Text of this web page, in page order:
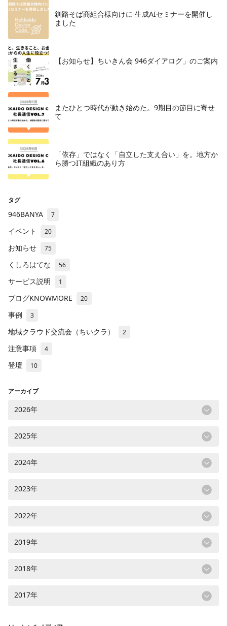
釧路そば商組合様向けに 生成AIセミナーを開催し
ました
【お知らせ】ちいきん会 946ダイアログ」のご案内
またひとつ時代が動き始めた。9期目の節目に寄せ
て
「依存」ではなく「自立した支え合い」を。地方か
ら勝つIT組織のあり方
タグ
946BANYA 7
イベント 20
お知らせ 75
くしろはてな 56
サービス説明 1
ブログKNOWMORE 20
事例 3
地域クラウド交流会（ちいクラ） 2
注意事項 4
登壇 10
アーカイブ
2026年
2025年
2024年
2023年
2022年
2019年
2018年
2017年